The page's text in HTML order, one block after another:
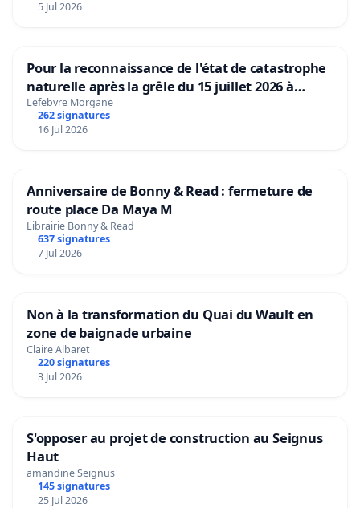
5 Jul 2026
Pour la reconnaissance de l'état de catastrophe
naturelle après la grêle du 15 juillet 2026 à
Aubenas et ses alentours
Lefebvre Morgane
262 signatures
16 Jul 2026
Anniversaire de Bonny & Read : fermeture de
route place Da Maya M
Librairie Bonny & Read
637 signatures
7 Jul 2026
Non à la transformation du Quai du Wault en
zone de baignade urbaine
Claire Albaret
220 signatures
3 Jul 2026
S'opposer au projet de construction au Seignus
Haut
amandine Seignus
145 signatures
25 Jul 2026